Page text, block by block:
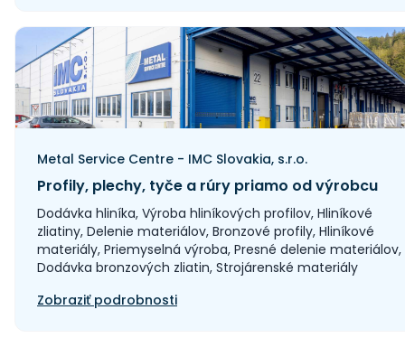
Metal Service Centre - IMC Slovakia, s.r.o.
Profily, plechy, tyče a rúry priamo od výrobcu
Dodávka hliníka, Výroba hliníkových profilov, Hliníkové
zliatiny, Delenie materiálov, Bronzové profily, Hliníkové
materiály, Priemyselná výroba, Presné delenie materiálov,
Dodávka bronzových zliatin, Strojárenské materiály
Zobraziť podrobnosti